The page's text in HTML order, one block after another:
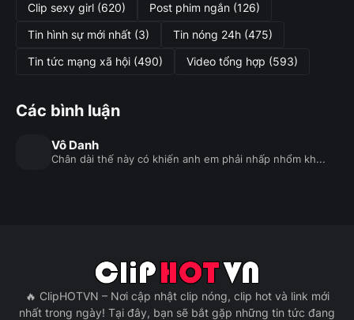
Clip sexy girl (620) Post phim ngắn (126)
Tin hình sự mới nhất (3) Tin nóng 24h (475)
Tin tức mạng xã hội (490) Video tổng hợp (593)
Các bình luận
Vô Danh
Chân dài thế này có khiến anh em phải nhấp nhổm kh...
🔥 ClipHOTVN – Nơi cập nhật clip nóng, clip hot và link mới
nhất trong ngày! Tại đây, bạn sẽ bắt gặp những tin tức đang